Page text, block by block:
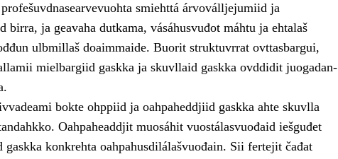
smiehttá árvoválljejumiid ja
birra, ja geavaha dutkama, vásáhusvuđot máhtu ja ehtalaš
ulbmillaš doaimmaide. Buorit struktuvrrat ovttasbargui,
mielbargiid gaskka ja skuvllaid gaskka ovddidit juogadan-
bokte ohppiid ja oahpaheddjiid gaskka ahte skuvlla
Oahpaheaddjit muosáhit vuostálasvuođaid iešguđet
konkrehta oahpahusdilálašvuođain. Sii fertejit čađat